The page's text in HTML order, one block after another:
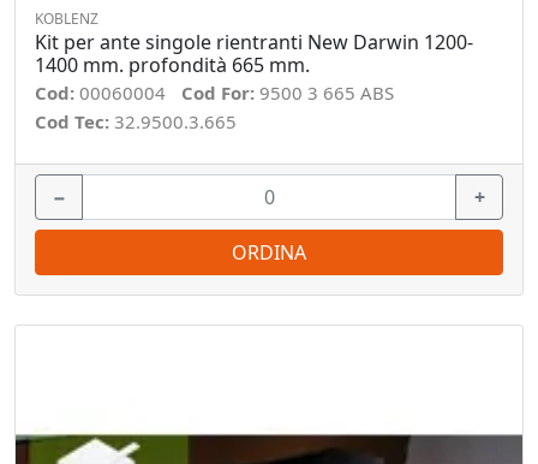
KOBLENZ
Kit per ante singole rientranti New Darwin 1200-
1400 mm. profondità 665 mm.
Cod: 00060004 Cod For: 9500 3 665 ABS
Cod Tec: 32.9500.3.665
− +
ORDINA